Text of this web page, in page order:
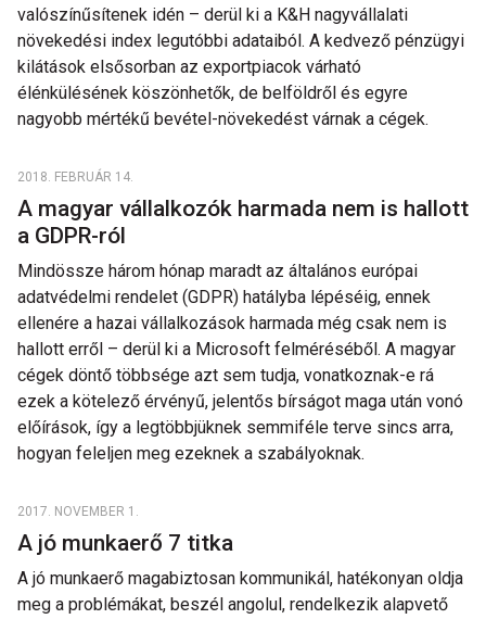
valószínűsítenek idén – derül ki a K&H nagyvállalati
növekedési index legutóbbi adataiból. A kedvező pénzügyi
kilátások elsősorban az exportpiacok várható
élénkülésének köszönhetők, de belföldről és egyre
nagyobb mértékű bevétel-növekedést várnak a cégek.
2018. FEBRUÁR 14.
A magyar vállalkozók harmada nem is hallott
a GDPR-ról
Mindössze három hónap maradt az általános európai
adatvédelmi rendelet (GDPR) hatályba lépéséig, ennek
ellenére a hazai vállalkozások harmada még csak nem is
hallott erről – derül ki a Microsoft felméréséből. A magyar
cégek döntő többsége azt sem tudja, vonatkoznak-e rá
ezek a kötelező érvényű, jelentős bírságot maga után vonó
előírások, így a legtöbbjüknek semmiféle terve sincs arra,
hogyan feleljen meg ezeknek a szabályoknak.
2017. NOVEMBER 1.
A jó munkaerő 7 titka
A jó munkaerő magabiztosan kommunikál, hatékonyan oldja
meg a problémákat, beszél angolul, rendelkezik alapvető